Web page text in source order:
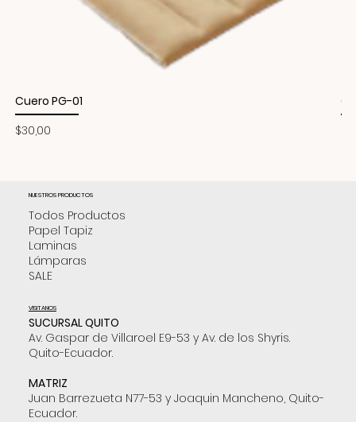
Cuero PG-01
Precio
$30,00
NUESTROS PRODUCTOS
Todos Productos
Papel Tapiz
Laminas
Lámparas
SALE
VISITANOS
SUCURSAL QUITO
Av. Gaspar de Villaroel E9-53 y Av. de los Shyris.
Quito-Ecuador.
MATRIZ
Juan Barrezueta N77-53 y Joaquin Mancheno, Quito-
Ecuador.